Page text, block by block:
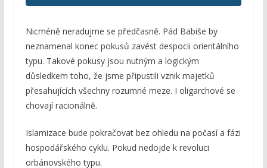
Nicméně neradujme se předčasně. Pád Babiše by
neznamenal konec pokusů zavést despocii orientálního
typu. Takové pokusy jsou nutným a logickým
důsledkem toho, že jsme připustili vznik majetků
přesahujících všechny rozumné meze. I oligarchové se
chovají racionálně.
Islamizace bude pokračovat bez ohledu na počasí a fázi
hospodářského cyklu. Pokud nedojde k revoluci
orbánovského typu.